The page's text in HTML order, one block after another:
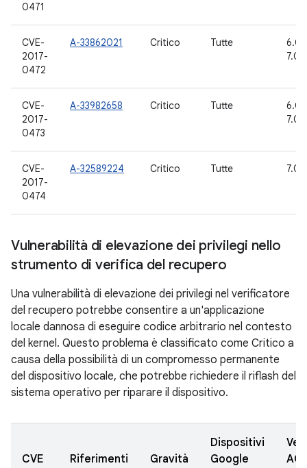
0471
CVE-
2017-
0472
A-33862021 Critico Tutte
6.0,
7.0,
CVE-
2017-
0473
A-33982658 Critico Tutte
6.0,
7.0,
CVE-
2017-
0474
A-32589224 Critico Tutte 7.0,
Vulnerabilità di elevazione dei privilegi nello
strumento di verifica del recupero
Una vulnerabilità di elevazione dei privilegi nel verificatore
del recupero potrebbe consentire a un'applicazione
locale dannosa di eseguire codice arbitrario nel contesto
del kernel. Questo problema è classificato come Critico a
causa della possibilità di un compromesso permanente
del dispositivo locale, che potrebbe richiedere il riflash del
sistema operativo per riparare il dispositivo.
CVE Riferimenti Gravità
Dispositivi
Google